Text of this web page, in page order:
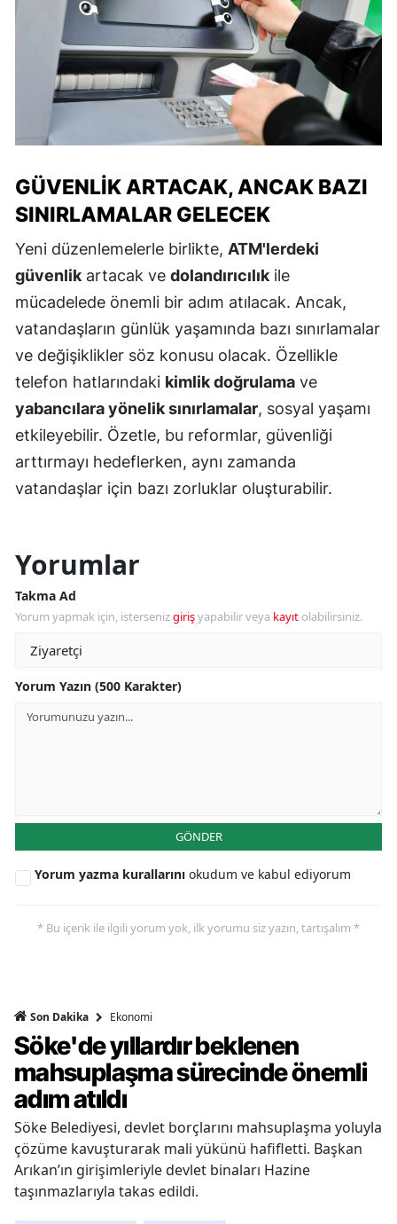
GÜVENLIK ARTACAK, ANCAK BAZI
SINIRLAMALAR GELECEK
Yeni düzenlemelerle birlikte, ATM'lerdeki
güvenlikartacak ve dolandırıcılıkile
mücadelede önemli bir adım atılacak. Ancak,
vatandaşların günlük yaşamında bazı sınırlamalar
ve değişiklikler söz konusu olacak. Özellikle
telefon hatlarındaki kimlik doğrulama ve
yabancılara yönelik sınırlamalar, sosyal yaşamı
etkileyebilir. Özetle, bu reformlar, güvenliği
arttırmayı hedeflerken, aynı zamanda
vatandaşlar için bazı zorluklar oluşturabilir.
Yorumlar
Takma Ad
Yorum yapmak için, istersenizgirişyapabilir veya kayıt olabilirsiniz.
Yorum Yazın (500 Karakter)
GÖNDER
Yorum yazma kurallarını okudum ve kabul ediyorum
* Bu içerik ile ilgili yorum yok, ilk yorumu siz yazın, tartışalım *
Son Dakika Ekonomi
Söke'de yıllardır beklenen
mahsuplaşma sürecinde önemli
adım atıldı
Söke Belediyesi, devlet borçlarını mahsuplaşma yoluyla
çözüme kavuşturarak mali yükünü hafifletti. Başkan
Arıkan’ın girişimleriyle devlet binaları Hazine
taşınmazlarıyla takas edildi.